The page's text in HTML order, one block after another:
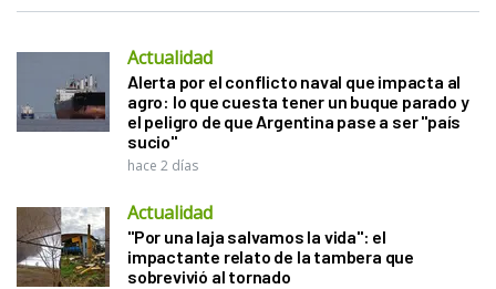
Actualidad
Alerta por el conflicto naval que impacta al
agro: lo que cuesta tener un buque parado y
el peligro de que Argentina pase a ser "país
sucio"
hace 2 días
Actualidad
"Por una laja salvamos la vida": el
impactante relato de la tambera que
sobrevivió al tornado